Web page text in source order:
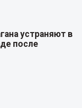
устраняют в
после